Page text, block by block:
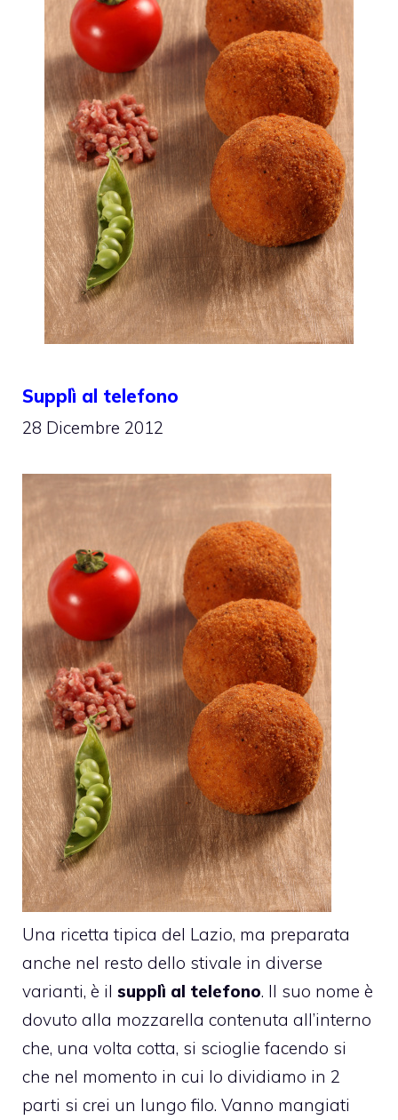
Supplì al telefono
28 Dicembre 2012
Una ricetta tipica del Lazio, ma preparata
anche nel resto dello stivale in diverse
varianti, è il supplì al telefono. Il suo nome è
dovuto alla mozzarella contenuta all’interno
che, una volta cotta, si scioglie facendo si
che nel momento in cui lo dividiamo in 2
parti si crei un lungo filo. Vanno mangiati